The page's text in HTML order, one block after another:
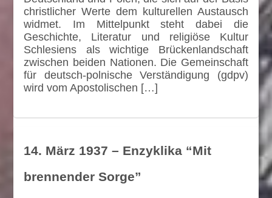
christlicher Werte dem kulturellen Austausch
widmet. Im Mittelpunkt steht dabei die
Geschichte, Literatur und religiöse Kultur
Schlesiens als wichtige Brückenlandschaft
zwischen beiden Nationen. Die Gemeinschaft
für deutsch-polnische Verständigung (gdpv)
wird vom Apostolischen […]
14. März 1937 – Enzyklika “Mit
brennender Sorge”